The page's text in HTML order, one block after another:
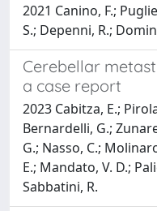
2021 Canino, F.;
S.; Depenni, R.;
Cerebellar
a case report
2023 Cabitza, E.;
Bernardelli, G.;
G.; Nasso, C.;
E.; Mandato, V. D.;
Sabbatini, R.